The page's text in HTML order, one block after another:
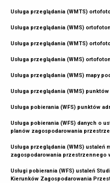
Usługa przeglądania (WMTS)
Usługa przeglądania (WMS)
Usługa przeglądania (WMTS)
Usługa przeglądania (WMS)
Usługa przeglądania (WMS) mapy
Usługa przeglądania (WMS)
Usługa pobierania (WFS) punktów
Usługa pobierania (WFS) danych o
planów zagospodarowania
Usługa przeglądania (WMS) ustaleń
zagospodarowania przestrzennego
Usługi pobierania (WFS) ustaleń
Kierunków Zagospodarowania